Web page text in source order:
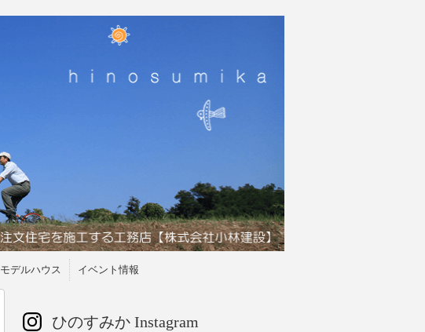
モデルハウス イベント情報
ひのすみか Instagram